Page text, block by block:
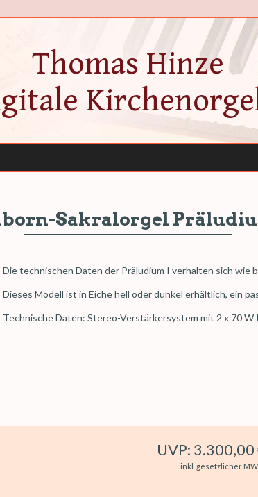
Thomas Hinze
Sakralorgel
Die technischen Daten der Präludium I verhalten sich wie
Dieses Modell ist in Eiche hell oder dunkel erhältlich, ein
Technische Daten: Stereo-Verstärkersystem mit 2 x 70
UVP: 3.300,00
inkl. gesetzlicher